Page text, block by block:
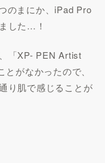
のまにか、iPad Pro
した…！
「XP- PEN Artist
がなかったので、
り肌で感じることが